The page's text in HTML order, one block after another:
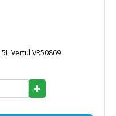
Vertul VR50869